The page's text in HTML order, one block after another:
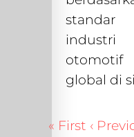
standar
industri
otomotif
global di
« First ‹